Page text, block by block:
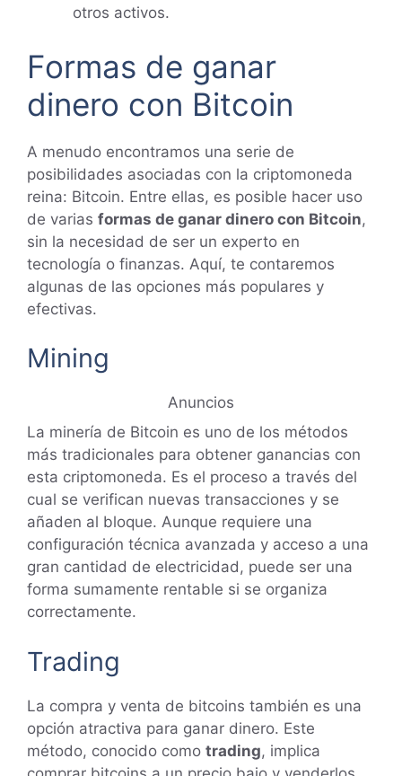
otros activos.
Formas de ganar
dinero con Bitcoin
A menudo encontramos una serie de
posibilidades asociadas con la criptomoneda
reina: Bitcoin. Entre ellas, es posible hacer uso
de varias formas de ganar dinero con Bitcoin,
sin la necesidad de ser un experto en
tecnología o finanzas. Aquí, te contaremos
algunas de las opciones más populares y
efectivas.
Mining
Anuncios
La minería de Bitcoin es uno de los métodos
más tradicionales para obtener ganancias con
esta criptomoneda. Es el proceso a través del
cual se verifican nuevas transacciones y se
añaden al bloque. Aunque requiere una
configuración técnica avanzada y acceso a una
gran cantidad de electricidad, puede ser una
forma sumamente rentable si se organiza
correctamente.
Trading
La compra y venta de bitcoins también es una
opción atractiva para ganar dinero. Este
método, conocido como trading, implica